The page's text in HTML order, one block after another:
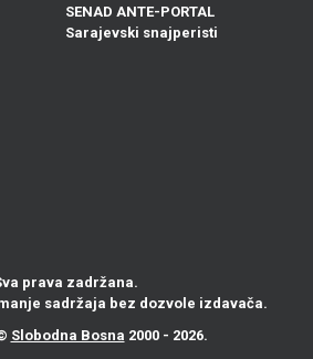
SENAD ANTE-PORTAL
Sarajevski snajperisti
prava zadržana.
sadržaja bez dozvole izdavača.
Slobodna Bosna 2000 - 2026.